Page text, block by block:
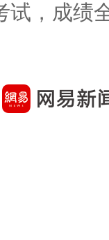
试，成绩